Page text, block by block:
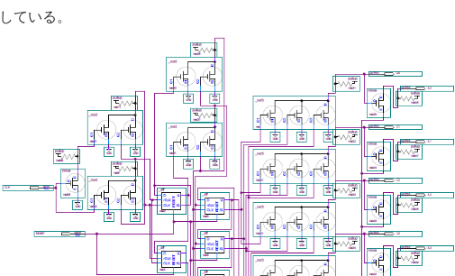
している。